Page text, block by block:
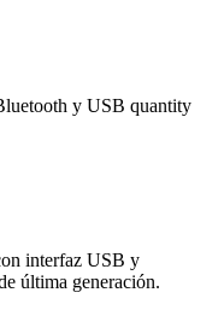
y USB quantity
interfaz USB y
última generación.